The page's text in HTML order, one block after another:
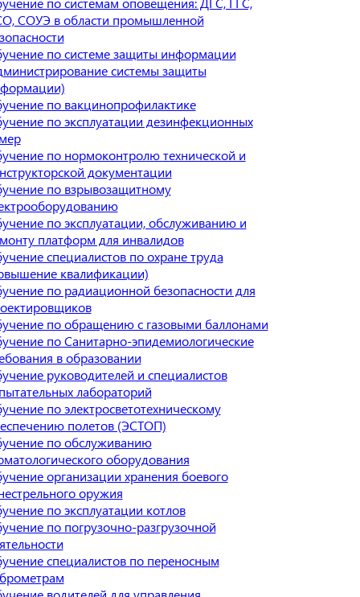
СОУЭ в области промышленной
по системе защиты информации
системы защиты
по вакцинопрофилактике
по эксплуатации дезинфекционных
по нормоконтролю технической и
документации
по взрывозащитному
по эксплуатации, обслуживанию и
платформ для инвалидов
специалистов по охране труда
квалификации)
по радиационной безопасности для
по обращению с газовыми баллонами
по Санитарно-эпидемиологические
в образовании
руководителей и специалистов
лабораторий
по электросветотехническому
полетов (ЭСТОП)
по обслуживанию
оборудования
организации хранения боевого
оружия
по эксплуатации котлов
по погрузочно-разгрузочной
специалистов по переносным